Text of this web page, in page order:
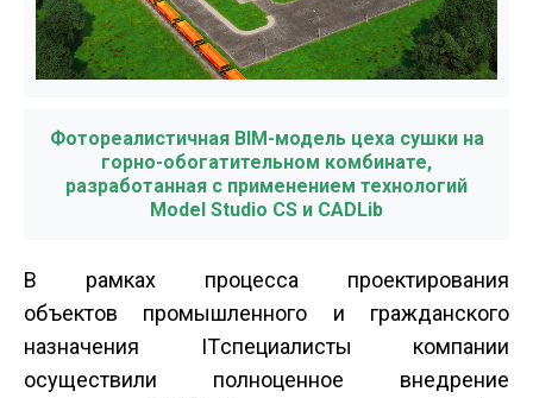
Фотореалистичная BIM-модель цеха сушки на
горно-обогатительном комбинате,
разработанная с применением технологий
Model Studio CS и CADLib
В рамках процесса проектирования
объектов промышленного и гражданского
назначения IT­специалисты компании
осуществили полноценное внедрение